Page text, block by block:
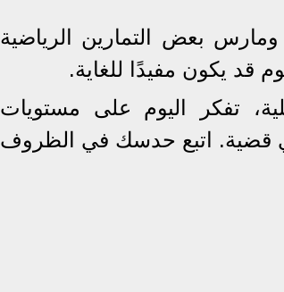
بعض التمارين الرياضية
قد يكون مفيدًا للغاية.
تفكر اليوم على مستويات
قضية. اتبع حدسك في الظروف